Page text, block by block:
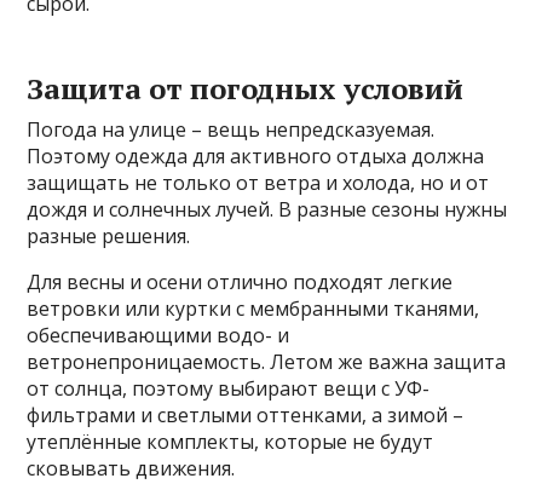
Защита от погодных условий
Погода на улице – вещь непредсказуемая.
Поэтому одежда для активного отдыха должна
защищать не только от ветра и холода, но и от
дождя и солнечных лучей. В разные сезоны нужны
разные решения.
Для весны и осени отлично подходят легкие
ветровки или куртки с мембранными тканями,
обеспечивающими водо- и
ветронепроницаемость. Летом же важна защита
от солнца, поэтому выбирают вещи с УФ-
фильтрами и светлыми оттенками, а зимой –
утеплённые комплекты, которые не будут
сковывать движения.